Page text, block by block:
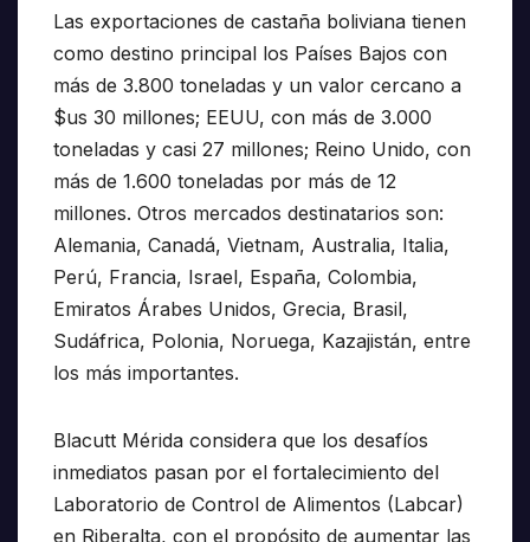
Las exportaciones de castaña boliviana tienen
como destino principal los Países Bajos con
más de 3.800 toneladas y un valor cercano a
$us 30 millones; EEUU, con más de 3.000
toneladas y casi 27 millones; Reino Unido, con
más de 1.600 toneladas por más de 12
millones. Otros mercados destinatarios son:
Alemania, Canadá, Vietnam, Australia, Italia,
Perú, Francia, Israel, España, Colombia,
Emiratos Árabes Unidos, Grecia, Brasil,
Sudáfrica, Polonia, Noruega, Kazajistán, entre
los más importantes.
Blacutt Mérida considera que los desafíos
inmediatos pasan por el fortalecimiento del
Laboratorio de Control de Alimentos (Labcar)
en Riberalta, con el propósito de aumentar las